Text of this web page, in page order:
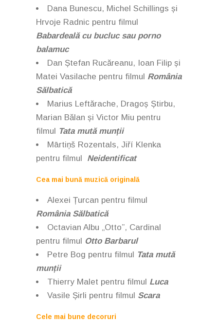
Dana Bunescu, Michel Schillings și
Hrvoje Radnic pentru filmul
Babardeală cu bucluc sau porno
balamuc
Dan Ștefan Rucăreanu, Ioan Filip și
Matei Vasilache pentru filmul România
Sălbatică
Marius Leftărache, Dragoș Știrbu,
Marian Bălan și Victor Miu pentru
filmul Tata mută munții
Mārtiņš Rozentals, Jiří Klenka
pentru filmul
Neidentificat
Cea mai bună muzică originală
Alexei Țurcan pentru filmul
România Sălbatică
Octavian Albu „Otto”, Cardinal
pentru filmul Otto Barbarul
Petre Bog pentru filmul Tata mută
munții
Thierry Malet pentru filmul Luca
Vasile Șirli pentru filmul Scara
Cele mai bune decoruri